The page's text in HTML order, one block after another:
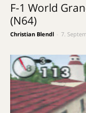
F-1 World
(N64)
Christian Blendl 7.